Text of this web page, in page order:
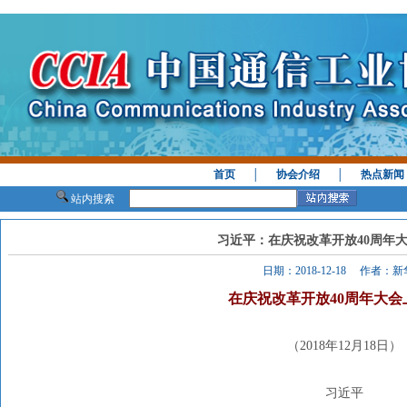
首页 │协会介绍 │热点新闻
站内搜索
习近平：在庆祝改革开放40周年
日期：2018-12-18 作者：新
在庆祝改革开放40周年大会
（2018年12月18日）
习近平